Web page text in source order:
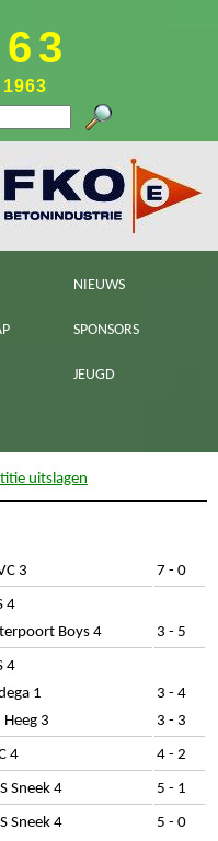
NIEUWS
SPONSORS
JEUGD
uitslagen
3 7 - 0
4
Boys 4 3 - 5
4
1
3 - 4
Heeg 3 3 - 3
4 4 - 2
Sneek 4 5 - 1
Sneek 4
5 - 0